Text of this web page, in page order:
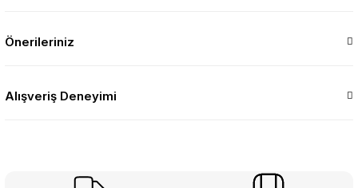
Önerileriniz
Alışveriş Deneyimi